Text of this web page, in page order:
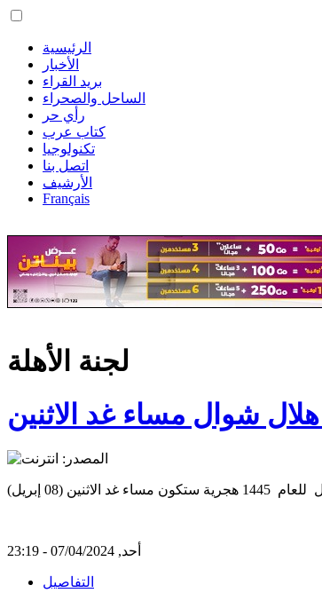
الرئيسية
الأخبار
بريد القراء
الساحل والصحراء
رأي حر
كتاب عرب
تكنولوجيا
اتصل بنا
الأرشيف
Français
لجنة الأهلة
هلال شوال مساء غد الاثنين
أحد, 07/04/2024 - 23:19
التفاصيل